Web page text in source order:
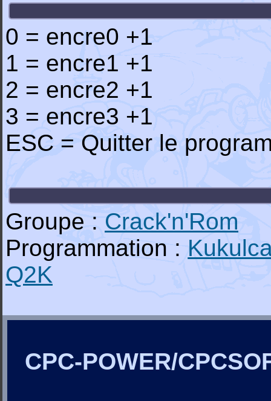
0 = encre0 +1
1 = encre1 +1
2 = encre2 +1
3 = encre3 +1
ESC = Quitter le
Groupe : Crack'n'Rom
Programmation :
Q2K
CPC-POWER/